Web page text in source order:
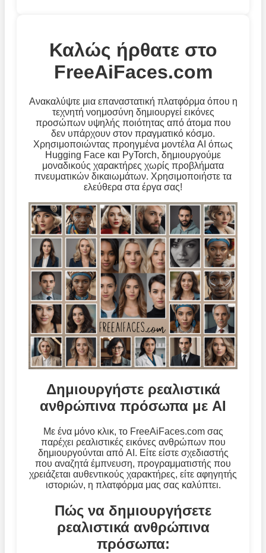
Καλώς ήρθατε στο
FreeAiFaces.com
Ανακαλύψτε μια επαναστατική πλατφόρμα όπου η
τεχνητή νοημοσύνη δημιουργεί εικόνες
προσώπων υψηλής ποιότητας από άτομα που
δεν υπάρχουν στον πραγματικό κόσμο.
Χρησιμοποιώντας προηγμένα μοντέλα AI όπως
Hugging Face και PyTorch, δημιουργούμε
μοναδικούς χαρακτήρες χωρίς προβλήματα
πνευματικών δικαιωμάτων. Χρησιμοποιήστε τα
ελεύθερα στα έργα σας!
Δημιουργήστε ρεαλιστικά
ανθρώπινα πρόσωπα με AI
Με ένα μόνο κλικ, το FreeAiFaces.com σας
παρέχει ρεαλιστικές εικόνες ανθρώπων που
δημιουργούνται από AI. Είτε είστε σχεδιαστής
που αναζητά έμπνευση, προγραμματιστής που
χρειάζεται αυθεντικούς χαρακτήρες, είτε αφηγητής
ιστοριών, η πλατφόρμα μας σας καλύπτει.
Πώς να δημιουργήσετε
ρεαλιστικά ανθρώπινα
πρόσωπα: